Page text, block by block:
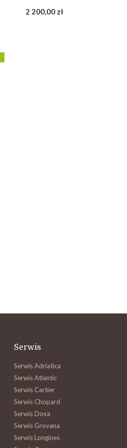
2 200,00 zł
Serwis
Serwis Adriatica
Serwis Atlantic
Serwis Cartier
Serwis Chopard
Serwis Doxa
Serwis Grovana
Serwis Longines